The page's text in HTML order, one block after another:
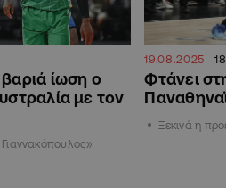
ίωση ο
με τον
19.08.2025
Φτάνει
Ξεκινά η